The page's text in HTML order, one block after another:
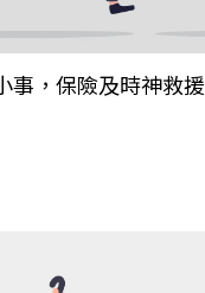
事，保險及時神救援